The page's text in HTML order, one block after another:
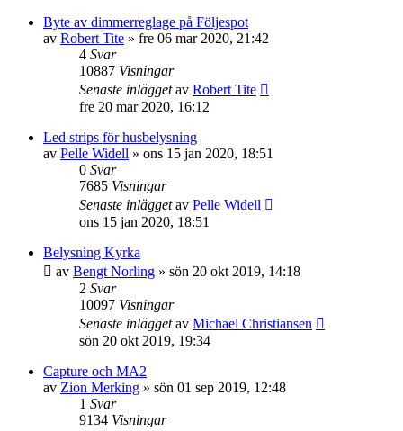
Byte av dimmerreglage på Följespot
av Robert Tite » fre 06 mar 2020, 21:42
4 Svar
10887 Visningar
Senaste inläggetav Robert Tite
fre 20 mar 2020, 16:12
Led strips för husbelysning
av Pelle Widell » ons 15 jan 2020, 18:51
0 Svar
7685 Visningar
Senaste inläggetav Pelle Widell
ons 15 jan 2020, 18:51
Belysning Kyrka
av Bengt Norling » sön 20 okt 2019, 14:18
2 Svar
10097 Visningar
Senaste inläggetav Michael Christiansen
sön 20 okt 2019, 19:34
Capture och MA2
av Zion Merking » sön 01 sep 2019, 12:48
1 Svar
9134 Visningar